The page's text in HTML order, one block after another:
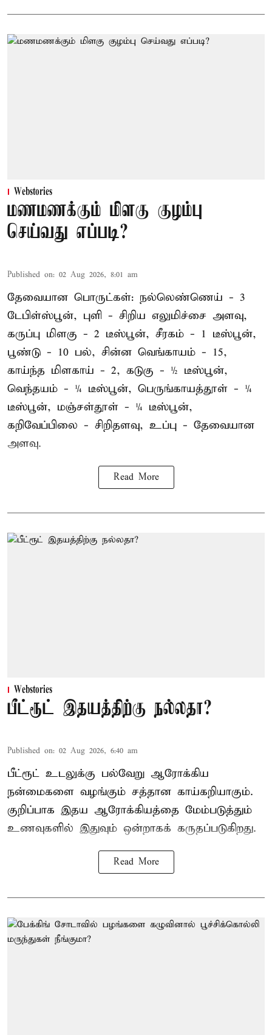
Webstories
மணமணக்கும் மிளகு குழம்பு
செய்வது எப்படி?
Published on: 02 Aug 2026, 8:01 am
தேவையான பொருட்கள்: நல்லெண்ணெய் - 3
டேபிள்ஸ்பூன், புளி - சிறிய எலுமிச்சை அளவு,
கருப்பு மிளகு - 2 டீஸ்பூன், சீரகம் - 1 டீஸ்பூன்,
பூண்டு - 10 பல், சின்ன வெங்காயம் - 15,
காய்ந்த மிளகாய் - 2, கடுகு - ½ டீஸ்பூன்,
வெந்தயம் - ¼ டீஸ்பூன், பெருங்காயத்தூள் - ¼
டீஸ்பூன், மஞ்சள்தூள் - ¼ டீஸ்பூன்,
கறிவேப்பிலை - சிறிதளவு, உப்பு - தேவையான
அளவு.
Read More
Webstories
பீட்ரூட் இதயத்திற்கு நல்லதா?
Published on: 02 Aug 2026, 6:40 am
பீட்ரூட் உடலுக்கு பல்வேறு ஆரோக்கிய
நன்மைகளை வழங்கும் சத்தான காய்கறியாகும்.
குறிப்பாக இதய ஆரோக்கியத்தை மேம்படுத்தும்
உணவுகளில் இதுவும் ஒன்றாகக் கருதப்படுகிறது.
Read More